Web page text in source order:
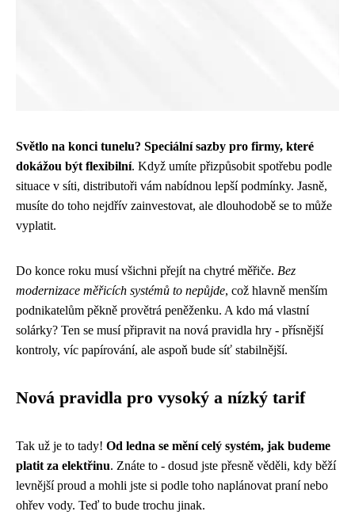
Světlo na konci tunelu? Speciální sazby pro firmy, které
dokážou být flexibilní. Když umíte přizpůsobit spotřebu podle
situace v síti, distributoři vám nabídnou lepší podmínky. Jasně,
musíte do toho nejdřív zainvestovat, ale dlouhodobě se to může
vyplatit.
Do konce roku musí všichni přejít na chytré měřiče. Bez
modernizace měřicích systémů to nepůjde, což hlavně menším
podnikatelům pěkně provětrá peněženku. A kdo má vlastní
solárky? Ten se musí připravit na nová pravidla hry - přísnější
kontroly, víc papírování, ale aspoň bude síť stabilnější.
Nová pravidla pro vysoký a nízký tarif
Tak už je to tady! Od ledna se mění celý systém, jak budeme
platit za elektřinu. Znáte to - dosud jste přesně věděli, kdy běží
levnější proud a mohli jste si podle toho naplánovat praní nebo
ohřev vody. Teď to bude trochu jinak.